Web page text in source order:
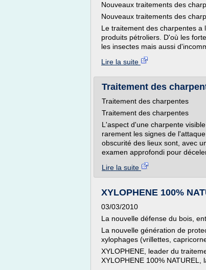
Nouveaux traitements des
Nouveaux traitements des
Le traitement des charpentes a
produits pétroliers. D'où les
les insectes mais aussi
Lire la suite
Traitement des
Traitement des charpentes
Traitement des charpentes
L'aspect d'une charpente
rarement les signes de
obscurité des lieux sont, avec
examen approfondi pour
Lire la suite
XYLOPHENE 100%
03/03/2010
La nouvelle défense du bois,
La nouvelle génération de
xylophages (vrillettes,
XYLOPHENE, leader du
XYLOPHENE 100% NATUREL,